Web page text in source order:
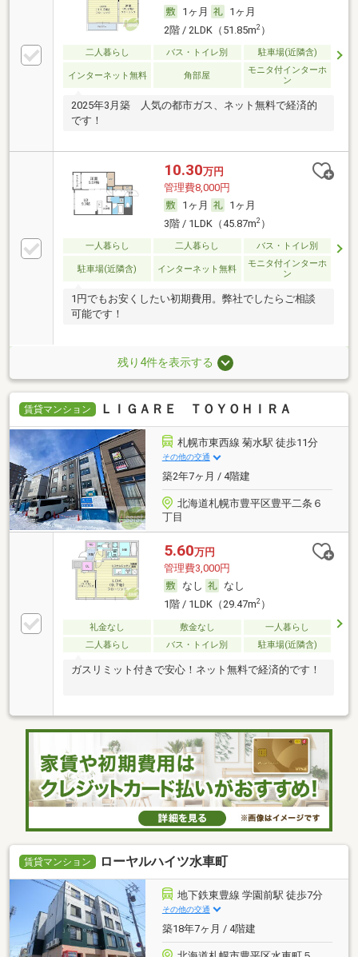
1ヶ月
1ヶ月
2階 / 2LDK（51.85m2）
二人暮らし バス・トイレ別 駐車場(近隣含)
インターネット無料 角部屋
モニタ付インターホ
ン
2025年3月築 人気の都市ガス、ネット無料で経済的
です！
10.30万円
管理費8,000円
1ヶ月
1ヶ月
3階 / 1LDK（45.87m2）
一人暮らし 二人暮らし バス・トイレ別
駐車場(近隣含) インターネット無料
モニタ付インターホ
ン
1円でもお安くしたい初期費用。弊社でしたらご相談
可能です！
残り4件を表示する
賃貸マンション ＬＩＧＡＲＥ ＴＯＹＯＨＩＲＡ
札幌市東西線 菊水駅 徒歩11分
その他の交通
築2年7ヶ月 / 4階建
北海道札幌市豊平区豊平二条６
丁目
5.60万円
管理費3,000円
なし
なし
1階 / 1LDK（29.47m2）
礼金なし 敷金なし
一人暮らし
二人暮らし
バス・トイレ別 駐車場(近隣含)
ガスリミット付きで安心！ネット無料で経済的です！
賃貸マンション ローヤルハイツ水車町
地下鉄東豊線 学園前駅 徒歩7分
その他の交通
築18年7ヶ月 / 4階建